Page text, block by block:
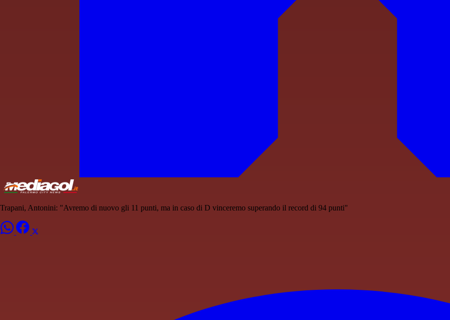
Trapani, Antonini: "Avremo di nuovo gli 11 punti, ma in caso di D vinceremo superando il record di 94 punti"